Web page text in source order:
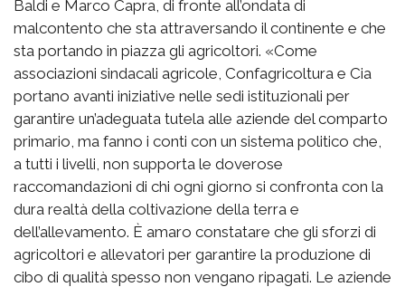
Baldi e Marco Capra, di fronte all’ondata di
malcontento che sta attraversando il continente e che
sta portando in piazza gli agricoltori. «Come
associazioni sindacali agricole, Confagricoltura e Cia
portano avanti iniziative nelle sedi istituzionali per
garantire un’adeguata tutela alle aziende del comparto
primario, ma fanno i conti con un sistema politico che,
a tutti i livelli, non supporta le doverose
raccomandazioni di chi ogni giorno si confronta con la
dura realtà della coltivazione della terra e
dell’allevamento. È amaro constatare che gli sforzi di
agricoltori e allevatori per garantire la produzione di
cibo di qualità spesso non vengano ripagati. Le aziende